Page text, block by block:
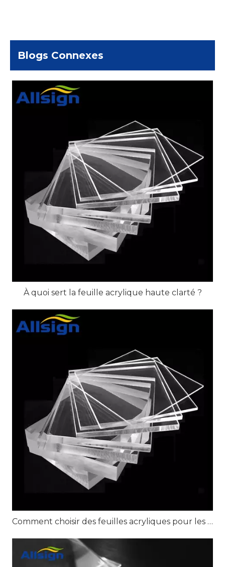
Blogs Connexes
À quoi sert la feuille acrylique haute clarté ?
Comment choisir des feuilles acryliques pour les projets d'affichage au détail